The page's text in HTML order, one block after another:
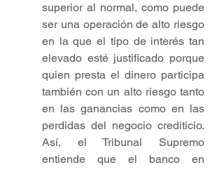
superior al normal, como puede
ser una operación de alto riesgo
en la que el tipo de interés tan
elevado esté justificado porque
quien presta el dinero participa
también con un alto riesgo tanto
en las ganancias como en las
perdidas del negocio crediticio.
Así, el Tribunal Supremo
entiende que el banco en